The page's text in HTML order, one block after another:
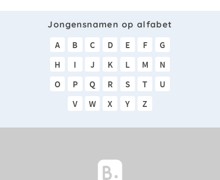
Jongensnamen op alfabet
A B C D E F
G
H
I J K L M
N
O
P Q R S T
U
V
W X Y Z